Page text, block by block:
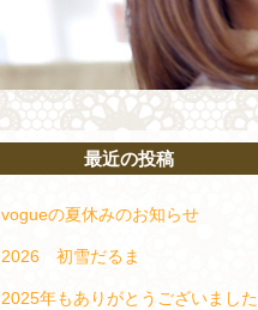
最近の投稿
vogueの夏休みのお知らせ
2026 初雪だるま
2025年もありがとうございました